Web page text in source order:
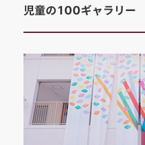
児童の100ギャラリー